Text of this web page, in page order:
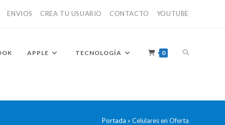
ENVIOS CREA TU USUARIO CONTACTO YOUTUBE
APPLE TECNOLOGÍA 0 ALTERNAR
BÚSQUEDA
Portada » Celulares en Oferta